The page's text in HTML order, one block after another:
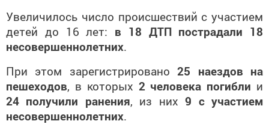
Увеличилось число происшествий с участием
детей до 16 лет: в 18 ДТП пострадали 18
несовершеннолетних.
При этом зарегистрировано25 наездов на
пешеходов, в которых 2 человека погибли и
24 получили ранения, из них9 с участием
несовершеннолетних.